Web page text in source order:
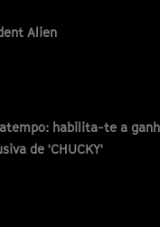
Alien
habilita-te a
de 'CHUCKY'